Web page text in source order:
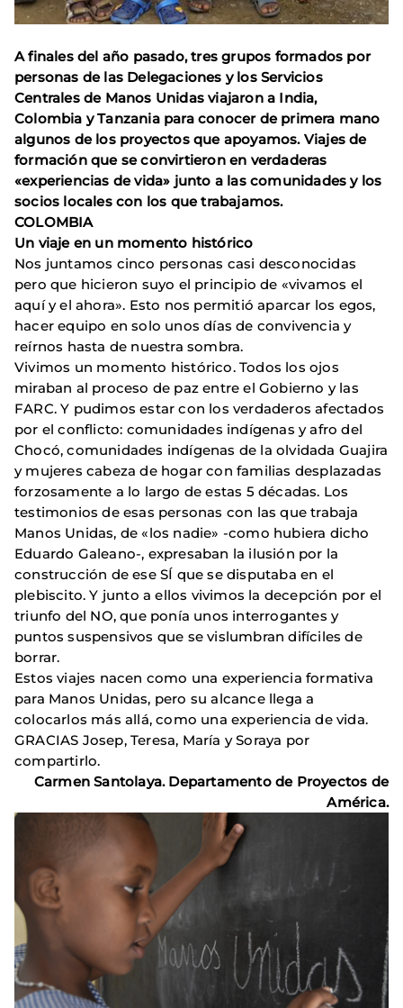
A finales del año pasado, tres grupos formados por
personas de las Delegaciones y los Servicios
Centrales de Manos Unidas viajaron a India,
Colombia y Tanzania para conocer de primera mano
algunos de los proyectos que apoyamos. Viajes de
formación que se convirtieron en verdaderas
«experiencias de vida» junto a las comunidades y los
socios locales con los que trabajamos.
COLOMBIA
Un viaje en un momento histórico
Nos juntamos cinco personas casi desconocidas
pero que hicieron suyo el principio de «vivamos el
aquí y el ahora». Esto nos permitió aparcar los egos,
hacer equipo en solo unos días de convivencia y
reírnos hasta de nuestra sombra.
Vivimos un momento histórico. Todos los ojos
miraban al proceso de paz entre el Gobierno y las
FARC. Y pudimos estar con los verdaderos afectados
por el conflicto: comunidades indígenas y afro del
Chocó, comunidades indígenas de la olvidada Guajira
y mujeres cabeza de hogar con familias desplazadas
forzosamente a lo largo de estas 5 décadas. Los
testimonios de esas personas con las que trabaja
Manos Unidas, de «los nadie» -como hubiera dicho
Eduardo Galeano-, expresaban la ilusión por la
construcción de ese SÍ que se disputaba en el
plebiscito. Y junto a ellos vivimos la decepción por el
triunfo del NO, que ponía unos interrogantes y
puntos suspensivos que se vislumbran difíciles de
borrar.
Estos viajes nacen como una experiencia formativa
para Manos Unidas, pero su alcance llega a
colocarlos más allá, como una experiencia de vida.
GRACIAS Josep, Teresa, María y Soraya por
compartirlo.
Carmen Santolaya. Departamento de Proyectos de
América.